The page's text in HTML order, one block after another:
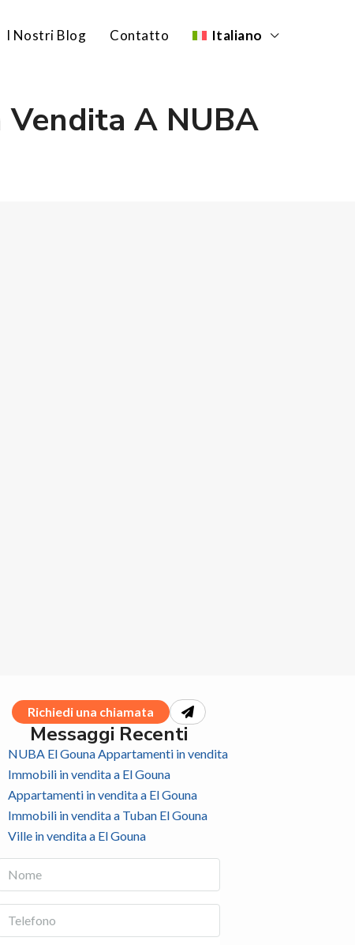
I Nostri Blog Contatto Italiano
A NUBA
Richiedi una chiamata
Messaggi Recenti
NUBA El Gouna Appartamenti in vendita
Immobili in vendita a El Gouna
Appartamenti in vendita a El Gouna
Immobili in vendita a Tuban El Gouna
Ville in vendita a El Gouna